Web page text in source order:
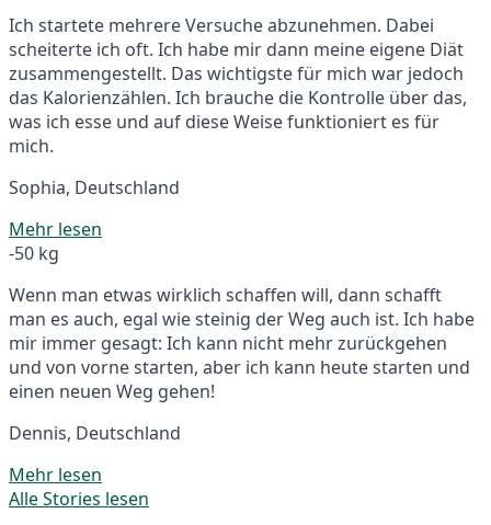
Ich startete mehrere Versuche abzunehmen. Dabei
scheiterte ich oft. Ich habe mir dann meine eigene Diät
zusammengestellt. Das wichtigste für mich war jedoch
das Kalorienzählen. Ich brauche die Kontrolle über das,
was ich esse und auf diese Weise funktioniert es für
mich.
Sophia, Deutschland
Mehr lesen
-50 kg
Wenn man etwas wirklich schaffen will, dann schafft
man es auch, egal wie steinig der Weg auch ist. Ich habe
mir immer gesagt: Ich kann nicht mehr zurückgehen
und von vorne starten, aber ich kann heute starten und
einen neuen Weg gehen!
Dennis, Deutschland
Mehr lesen
Alle Stories lesen